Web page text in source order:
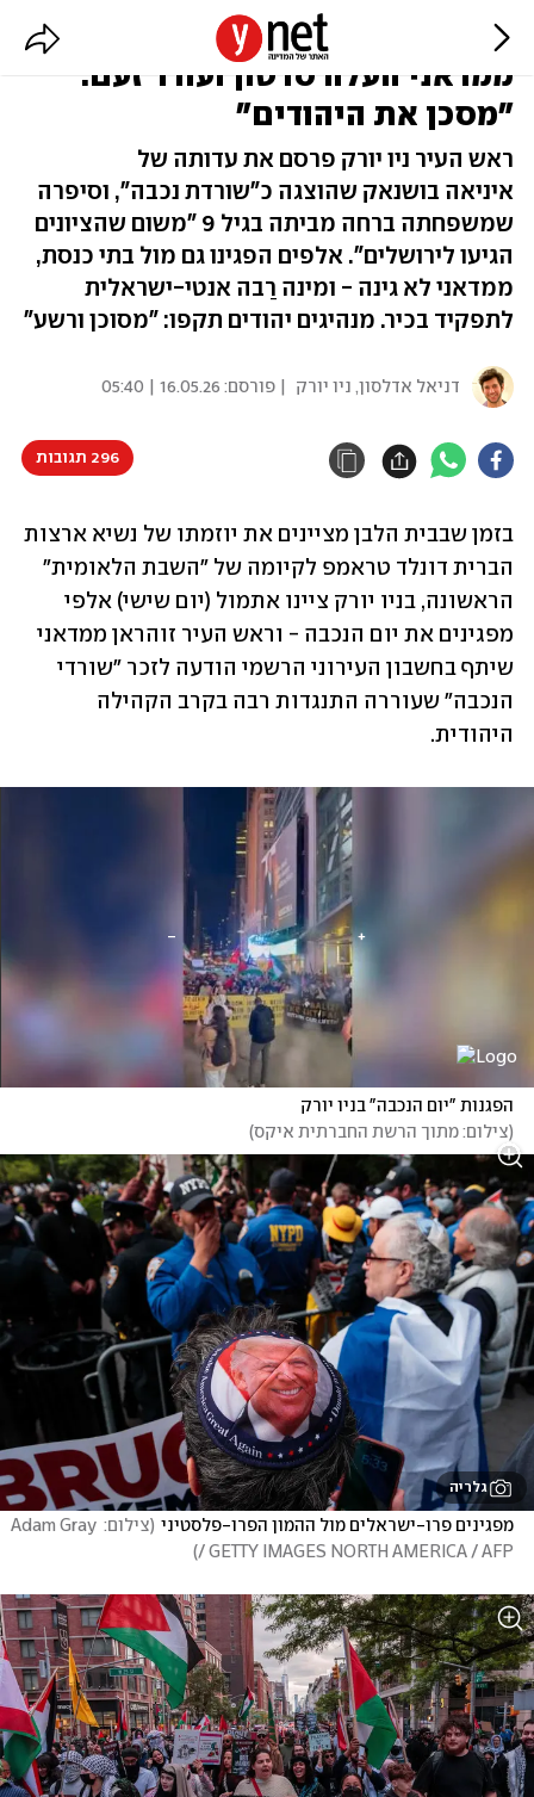
בניו יורק ציינו את יום הנכבה,
ממדאני העלה סרטון ועורר זעם:
"מסכן את היהודים"
ראש העיר ניו יורק פרסם את עדותה של
איניאה בושנאק שהוצגה כ"שורדת נכבה", וסיפרה
שמשפחתה ברחה מביתה בגיל 9 "משום שהציונים
הגיעו לירושלים". אלפים הפגינו גם מול בתי כנסת,
ממדאני לא גינה - ומינה רַבה אנטי-ישראלית
לתפקיד בכיר. מנהיגים יהודים תקפו: "מסוכן ורשע"
דניאל אדלסון, ניו יורק | פורסם: 16.05.26 | 05:40
296 תגובות
היהודית.
הפגנות "יום הנכבה" בניו יורק
(צילום: מתוך הרשת החברתית איקס)
גלריה
מפגינים פרו-ישראלים מול ההמון הפרו-פלסטיני (
צילום: Adam Gray
/ GETTY IMAGES NORTH AMERICA / AFP
)